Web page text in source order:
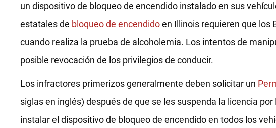
un dispositivo de bloqueo de encendido instalado en sus
estatales de bloqueo de encendidoen Illinois requieren que los
cuando realiza la prueba de alcoholemia. Los intentos de
posible revocación de los privilegios de conducir.
Los infractores primerizos generalmente deben solicitar un
siglas en inglés) después de que se les suspenda la licencia
instalar el dispositivo de bloqueo de encendido en todos los